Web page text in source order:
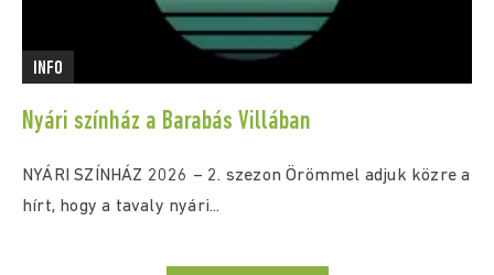
INFO
Nyári színház a Barabás Villában
NYÁRI SZÍNHÁZ 2026 – 2. szezon Örömmel adjuk közre a
hírt, hogy a tavaly nyári...